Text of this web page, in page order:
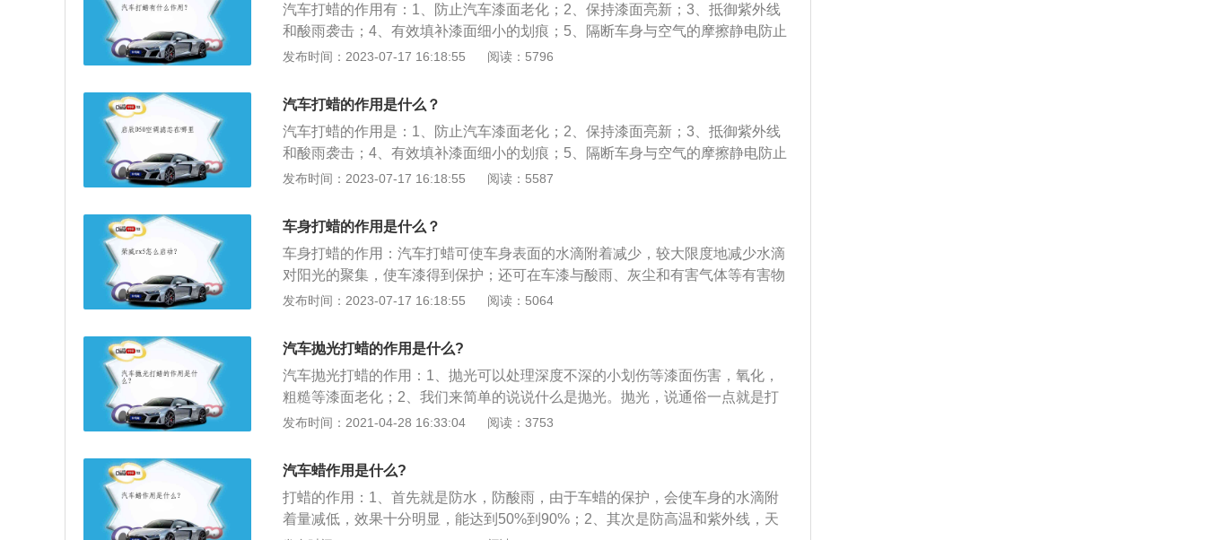
擦干净，会影响外观且不易擦拭。因此，打完蜡后一定要将蜡垢彻底清除干净，
这样才能得到完美的打蜡效果。给爱车打蜡时，要注意远离工作区域，因为所散
发出来的味道会影响人体健康，打完蜡以后更要注意对车厢内残留气体进行处
汽车打蜡的作用有：1、防止汽车漆面老化；2、保持漆面亮新；3、抵御紫外线
和酸雨袭击；4、有效填补漆面细小的划痕；5、隔断车身与空气的摩擦静电防止
灰尘。汽车打蜡的注意事项是：1、新车不要随便打蜡；2、打蜡前清洗车；3、
物品擦拭车辆去除杂质后晾干；3、用打蜡海绵沿着车身前后的直线方向以打圈
的方式进行均匀的涂抹；4、涂抹过程中打蜡不要太厚，不要用尖锐物品进行刮
蹭。
发布时间：2023-07-17 16:18:55 阅读：5796
汽车打蜡的作用是什么？
汽车打蜡的作用是：1、防止汽车漆面老化；2、保持漆面亮新；3、抵御紫外线
和酸雨袭击；4、有效填补漆面细小的划痕；5、隔断车身与空气的摩擦静电防止
灰尘。汽车打蜡的步骤是：1、用清水冲洗车身；2、使用柔软的物品擦拭车辆去
的涂抹；4、涂抹过程中打蜡不要太厚，不要用尖锐物品进行刮蹭。汽车打蜡的
周期是3到4个月，其应根据实际用车情况进行考虑。
发布时间：2023-07-17 16:18:55 阅读：5587
车身打蜡的作用是什么？
车身打蜡的作用：汽车打蜡可使车身表面的水滴附着减少，较大限度地减少水滴
对阳光的聚集，使车漆得到保护；还可在车漆与酸雨、灰尘和有害气体等有害物
质之间形成一层保护层，避免直接与车身接触，起到屏蔽的作用。车身打蜡可以
导致车漆老化褪色，打蜡形成的薄膜可以将部分光线反射，有效避免车漆老化。
汽车在行驶时与空气摩擦产生静电，车蜡可以有效地隔断车身与空气、尘埃的摩
擦。
发布时间：2023-07-17 16:18:55 阅读：5064
汽车抛光打蜡的作用是什么?
汽车抛光打蜡的作用：1、抛光可以处理深度不深的小划伤等漆面伤害，氧化，
粗糙等漆面老化；2、我们来简单的说说什么是抛光。抛光，说通俗一点就是打
磨，就好比我们用砂纸打磨一个道理；当车漆出现划痕，或者车漆黯淡无光时，
来见光；3、而打蜡就是在车漆的表面涂上一层保护膜，让我们的爱车在经历风
吹雨打之后，仍然闪亮如新；
发布时间：2021-04-28 16:33:04 阅读：3753
汽车蜡作用是什么?
打蜡的作用：1、首先就是防水，防酸雨，由于车蜡的保护，会使车身的水滴附
着量减低，效果十分明显，能达到50%到90%；2、其次是防高温和紫外线，天